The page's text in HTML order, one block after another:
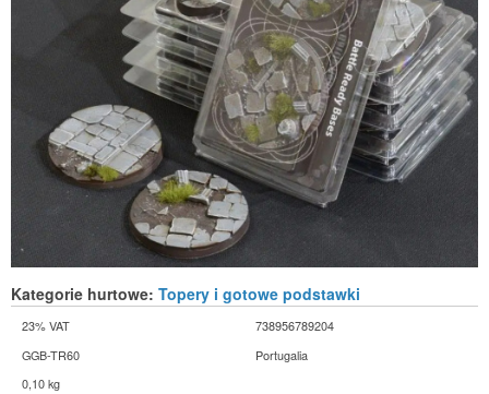
Kategorie hurtowe: Topery i gotowe podstawki
23% VAT
738956789204
GGB-TR60
Portugalia
0,10 kg